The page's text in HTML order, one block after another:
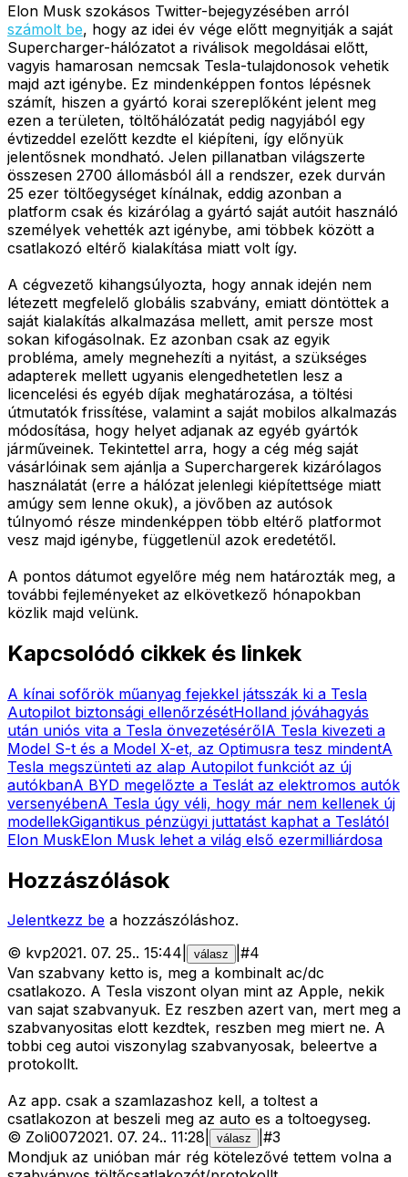
Elon Musk szokásos Twitter-bejegyzésében arról
számolt be, hogy az idei év vége előtt megnyitják a saját
Supercharger-hálózatot a riválisok megoldásai előtt,
vagyis hamarosan nemcsak Tesla-tulajdonosok vehetik
majd azt igénybe. Ez mindenképpen fontos lépésnek
számít, hiszen a gyártó korai szereplőként jelent meg
ezen a területen, töltőhálózatát pedig nagyjából egy
évtizeddel ezelőtt kezdte el kiépíteni, így előnyük
jelentősnek mondható. Jelen pillanatban világszerte
összesen 2700 állomásból áll a rendszer, ezek durván
25 ezer töltőegységet kínálnak, eddig azonban a
platform csak és kizárólag a gyártó saját autóit használó
személyek vehették azt igénybe, ami többek között a
csatlakozó eltérő kialakítása miatt volt így.
A cégvezető kihangsúlyozta, hogy annak idején nem
létezett megfelelő globális szabvány, emiatt döntöttek a
saját kialakítás alkalmazása mellett, amit persze most
sokan kifogásolnak. Ez azonban csak az egyik
probléma, amely megnehezíti a nyitást, a szükséges
adapterek mellett ugyanis elengedhetetlen lesz a
licencelési és egyéb díjak meghatározása, a töltési
útmutatók frissítése, valamint a saját mobilos alkalmazás
módosítása, hogy helyet adjanak az egyéb gyártók
járműveinek. Tekintettel arra, hogy a cég még saját
vásárlóinak sem ajánlja a Superchargerek kizárólagos
használatát (erre a hálózat jelenlegi kiépítettsége miatt
amúgy sem lenne okuk), a jövőben az autósok
túlnyomó része mindenképpen több eltérő platformot
vesz majd igénybe, függetlenül azok eredetétől.
A pontos dátumot egyelőre még nem határozták meg, a
további fejleményeket az elkövetkező hónapokban
közlik majd velünk.
Kapcsolódó cikkek és linkek
A kínai sofőrök műanyag fejekkel játsszák ki a Tesla
Autopilot biztonsági ellenőrzésétHolland jóváhagyás
után uniós vita a Tesla önvezetésérőlA Tesla kivezeti a
Model S-t és a Model X-et, az Optimusra tesz mindentA
Tesla megszünteti az alap Autopilot funkciót az új
autókbanA BYD megelőzte a Teslát az elektromos autók
versenyébenA Tesla úgy véli, hogy már nem kellenek új
modellekGigantikus pénzügyi juttatást kaphat a Teslától
Elon MuskElon Musk lehet a világ első ezermilliárdosa
Hozzászólások
Jelentkezz be a hozzászóláshoz.
© kvp2021. 07. 25.. 15:44 válasz #4
Van szabvany ketto is, meg a kombinalt ac/dc
csatlakozo. A Tesla viszont olyan mint az Apple, nekik
van sajat szabvanyuk. Ez reszben azert van, mert meg a
szabvanyositas elott kezdtek, reszben meg miert ne. A
tobbi ceg autoi viszonylag szabvanyosak, beleertve a
protokollt.
Az app. csak a szamlazashoz kell, a toltest a
csatlakozon at beszeli meg az auto es a toltoegyseg.
© Zoli0072021. 07. 24.. 11:28 válasz #3
Mondjuk az unióban már rég kötelezővé tettem volna a